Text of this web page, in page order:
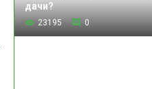
дачи?
23195 0